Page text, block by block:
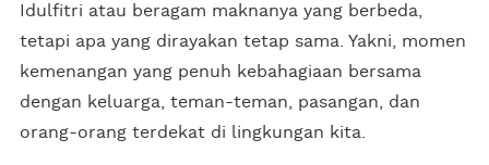
Idulfitri atau beragam maknanya yang berbeda,
tetapi apa yang dirayakan tetap sama. Yakni, momen
kemenangan yang penuh kebahagiaan bersama
dengan keluarga, teman-teman, pasangan, dan
orang-orang terdekat di lingkungan kita.